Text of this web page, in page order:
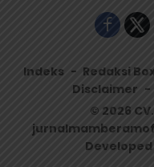
Indeks Redaksi
Disclaimer
© 2026